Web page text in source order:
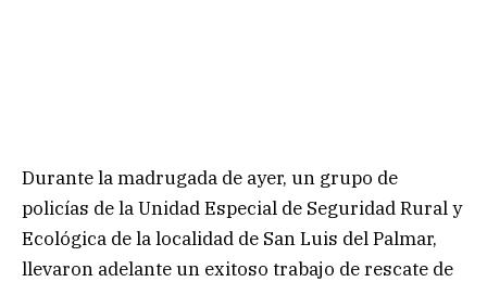
Durante la madrugada de ayer, un grupo de
policías de la Unidad Especial de Seguridad Rural y
Ecológica de la localidad de San Luis del Palmar,
llevaron adelante un exitoso trabajo de rescate de